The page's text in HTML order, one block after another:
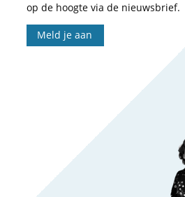
op de hoogte via de nieuwsbrief.
Meld je aan